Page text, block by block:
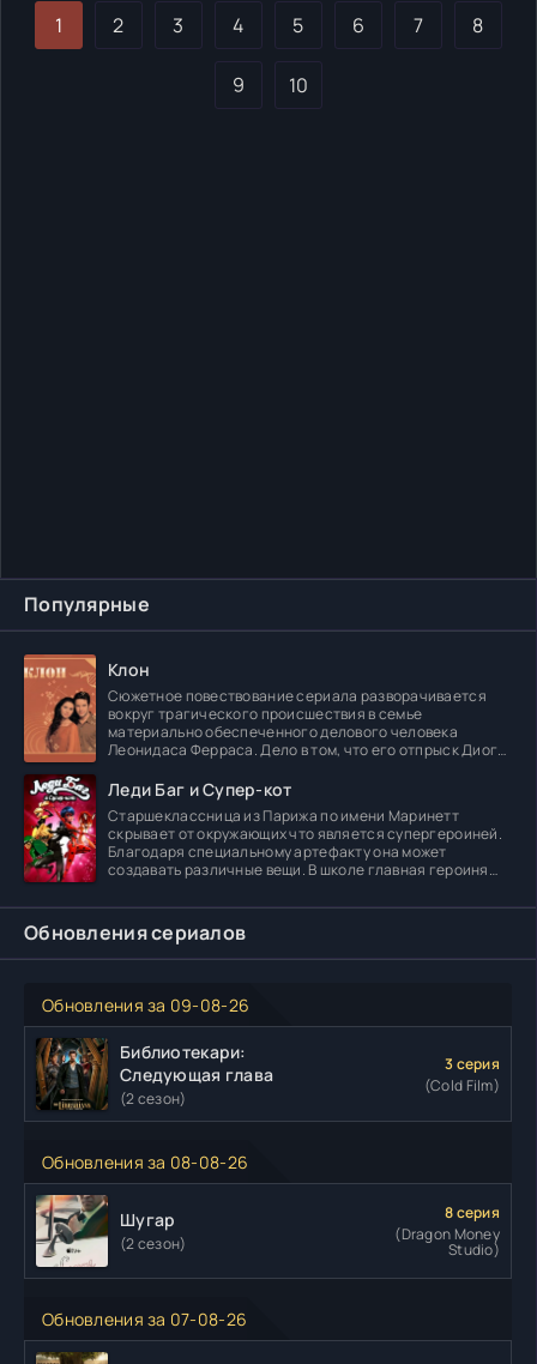
Популярные
Клон
Сюжетное повествование сериала разворачивается
вокруг трагического происшествия в семье
материально обеспеченного делового человека
Леонидаса Ферраса. Дело в том, что его отпрыск Диога
Леди Баг и Супер-кот
Старшеклассница из Парижа по имени Маринетт
скрывает от окружающих что является супергероиней.
Благодаря специальному артефакту она может
создавать различные вещи. В школе главная героиня
Обновления сериалов
Обновления за 09-08-26
Библиотекари:
Следующая глава
(2 сезон)
3 серия
(Cold Film)
Обновления за 08-08-26
Шугар
(2 сезон)
8 серия
(Dragon Money
Studio)
Обновления за 07-08-26
1 2 3 4 5 6 7 8
9 10